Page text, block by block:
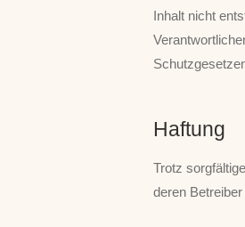
Inhalt nicht
Haftung
Trotz
deren